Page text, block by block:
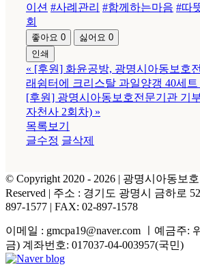
이션 #사례관리 #함께하는마음 #따
회
좋아요 0 싫어요 0
인쇄
« [후원] 화윤공방, 광명시아동보호
래쉼터에 크리스탈 과일양갱 40세트
[후원] 광명시아동보호전문기관 기
자천사 2회차) »
목록보기
글수정 글삭제
© Copyright 2020 - 2026 | 광명시아동보
Reserved | 주소 : 경기도 광명시 금하로
897-1577 | FAX: 02-897-1578
이메일 : gmcpa19@naver.com ㅣ예금주:
금) 계좌번호: 017037-04-003957(국민)
Facebook
Naver
YouTube